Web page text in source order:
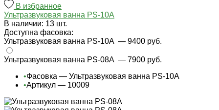
В избранное
Ультразвуковая ванна PS-10A
В наличии: 13 шт.
Доступна фасовка:
Ультразвуковая ванна PS-10A — 9400 руб.
Ультразвуковая ванна PS-08A — 7900 руб.
•Фасовка — Ультразвуковая ванна PS-10A
•Артикул — 10009